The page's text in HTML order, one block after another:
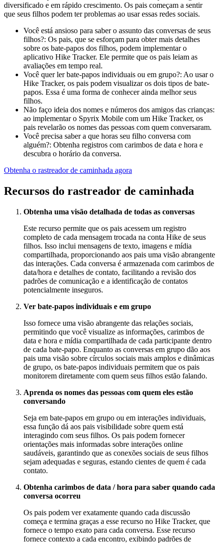
diversificado e em rápido crescimento. Os pais começam a sentir
que seus filhos podem ter problemas ao usar essas redes sociais.
Você está ansioso para saber o assunto das conversas de seus
filhos?: Os pais, que se esforçam para obter mais detalhes
sobre os bate-papos dos filhos, podem implementar o
aplicativo Hike Tracker. Ele permite que os pais leiam as
avaliações em tempo real.
Você quer ler bate-papos individuais ou em grupo?: Ao usar o
Hike Tracker, os pais podem visualizar os dois tipos de bate-
papos. Essa é uma forma de conhecer ainda melhor seus
filhos.
Não faço ideia dos nomes e números dos amigos das crianças:
ao implementar o Spyrix Mobile com um Hike Tracker, os
pais revelarão os nomes das pessoas com quem conversaram.
Você precisa saber a que horas seu filho conversa com
alguém?: Obtenha registros com carimbos de data e hora e
descubra o horário da conversa.
Obtenha o rastreador de caminhada agora
Recursos do rastreador de caminhada
Obtenha uma visão detalhada de todas as conversas
Este recurso permite que os pais acessem um registro
completo de cada mensagem trocada na conta Hike de seus
filhos. Isso inclui mensagens de texto, imagens e mídia
compartilhada, proporcionando aos pais uma visão abrangente
das interações. Cada conversa é armazenada com carimbos de
data/hora e detalhes de contato, facilitando a revisão dos
padrões de comunicação e a identificação de contatos
potencialmente inseguros.
Ver bate-papos individuais e em grupo
Isso fornece uma visão abrangente das relações sociais,
permitindo que você visualize as informações, carimbos de
data e hora e mídia compartilhada de cada participante dentro
de cada bate-papo. Enquanto as conversas em grupo dão aos
pais uma visão sobre círculos sociais mais amplos e dinâmicas
de grupo, os bate-papos individuais permitem que os pais
monitorem diretamente com quem seus filhos estão falando.
Aprenda os nomes das pessoas com quem eles estão
conversando
Seja em bate-papos em grupo ou em interações individuais,
essa função dá aos pais visibilidade sobre quem está
interagindo com seus filhos. Os pais podem fornecer
orientações mais informadas sobre interações online
saudáveis, garantindo que as conexões sociais de seus filhos
sejam adequadas e seguras, estando cientes de quem é cada
contato.
Obtenha carimbos de data / hora para saber quando cada
conversa ocorreu
Os pais podem ver exatamente quando cada discussão
começa e termina graças a esse recurso no Hike Tracker, que
fornece o tempo exato para cada conversa. Esse recurso
fornece contexto a cada encontro, exibindo padrões de